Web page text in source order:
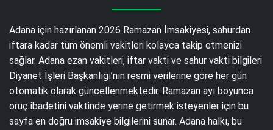
Adana için hazırlanan 2026 Ramazan İmsakiyesi, sahurdan
iftara kadar tüm önemli vakitleri kolayca takip etmenizi
sağlar. Adana ezan vakitleri, iftar vakti ve sahur vakti bilgileri
Diyanet İşleri Başkanlığı’nın resmi verilerine göre her gün
otomatik olarak güncellenmektedir. Ramazan ayı boyunca
oruç ibadetini vaktinde yerine getirmek isteyenler için bu
sayfa en doğru imsakiye bilgilerini sunar. Adana halkı, bu